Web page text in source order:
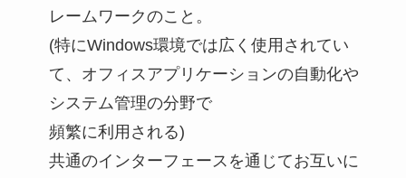
レームワークのこと。
(特にWindows環境では広く使用されてい
て、オフィスアプリケーションの自動化や
システム管理の分野で
頻繁に利用される)
共通のインターフェースを通じてお互いに